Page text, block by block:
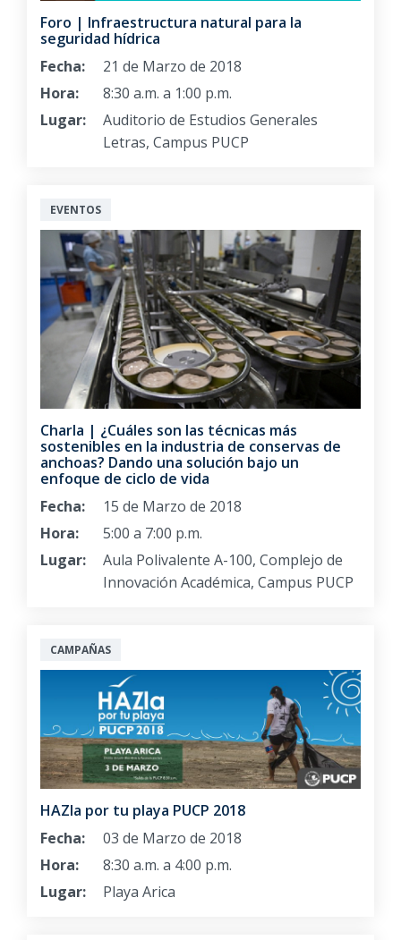
Foro | Infraestructura natural para la
seguridad hídrica
Fecha:
21 de Marzo de 2018
Hora:
8:30 a.m. a 1:00 p.m.
Lugar:
Auditorio de Estudios Generales
Letras, Campus PUCP
EVENTOS
Charla | ¿Cuáles son las técnicas más
sostenibles en la industria de conservas de
anchoas? Dando una solución bajo un
enfoque de ciclo de vida
Fecha:
15 de Marzo de 2018
Hora:
5:00 a 7:00 p.m.
Lugar:
Aula Polivalente A-100, Complejo de
Innovación Académica, Campus PUCP
CAMPAÑAS
HAZla por tu playa PUCP 2018
Fecha:
03 de Marzo de 2018
Hora:
8:30 a.m. a 4:00 p.m.
Lugar:
Playa Arica